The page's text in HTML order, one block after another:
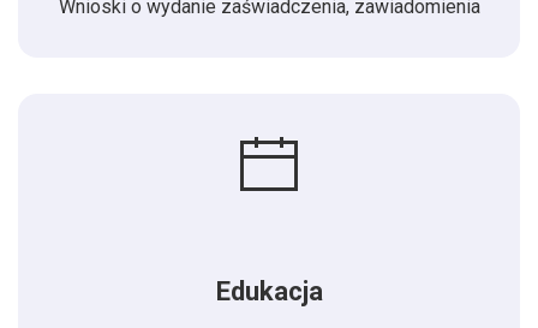
Wnioski o wydanie zaświadczenia, zawiadomienia
Edukacja